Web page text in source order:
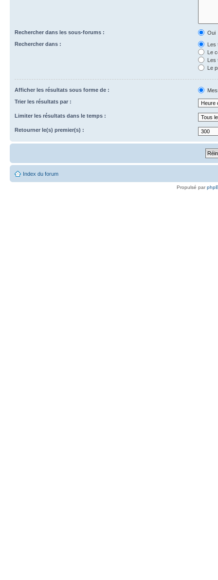
Rechercher dans les sous-forums :
Oui
Rechercher dans :
Les
Le
Les
Le
Afficher les résultats sous forme de :
Trier les résultats par :
Limiter les résultats dans le temps :
Retourner le(s) premier(s) :
Index du forum
Propulsé par